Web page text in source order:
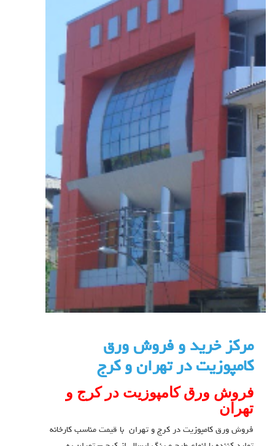
مرکز خرید و فروش ورق
کامپوزیت در تهران و کرج
فروش ورق کامپوزیت در کرج و
تهران
فروش ورق کامپوزیت در کرج و تهران با قیمت مناسب کارخانه